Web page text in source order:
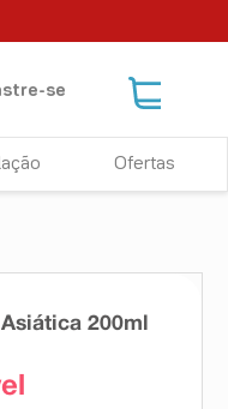
se
Ofertas
200ml